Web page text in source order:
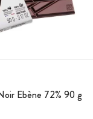
Ebène 72% 90 g